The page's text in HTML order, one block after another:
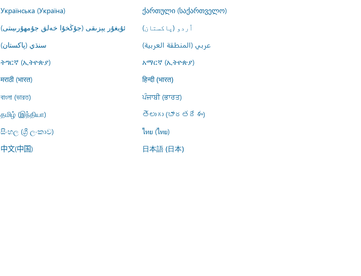
Українська (Україна)
ქართული (საქართველო)
ئۇيغۇر يېزىقى (جۇڭخۇا خەلق جۇمھۇرىيىتى)
اُردو (پاکستان)
سنڌي (پاکستان)
عربي (المنطقة العربية)
ትግርኛ (ኢትዮጵያ) አማርኛ (ኢትዮጵያ)
मराठी (भारत) हिन्दी (भारत)
বাংলা (ভারত)
ਪੰਜਾਬੀ (ਭਾਰਤ)
தமிழ் (இந்தியா)
తెలుగు (భారతదేశం)
සිංහල (ශ්‍රී ලංකාව)
ไทย (ไทย)
中文(中国) 日本語 (日本)